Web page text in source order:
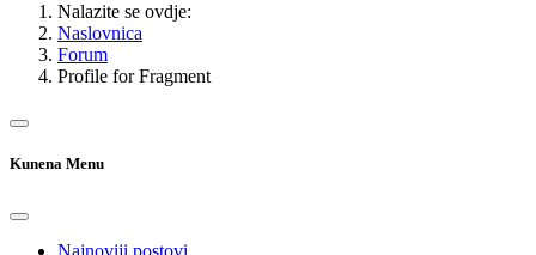
Nalazite se ovdje:
Naslovnica
Forum
Profile for Fragment
Kunena Menu